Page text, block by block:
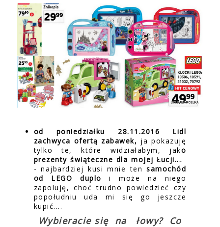
od poniedziałku 28.11.2016 Lidl
zachwyca ofertą zabawek, ja pokazuję
tylko te, które widziałabym, jako
prezenty świąteczne dla mojej Łucji....
- najbardziej kusi mnie ten samochód
od LEGO duploi może na niego
zapoluję, choć trudno powiedzieć czy
popołudniu uda mi się go jeszcze
kupić....
Wybieracie się na łowy? Co